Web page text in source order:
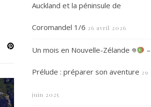
Auckland et la péninsule de
Coromandel 1/6 26 avril 2026
Un mois en Nouvelle-Zélande 𖦹 –
Prélude : préparer son aventure 29
juin 2025